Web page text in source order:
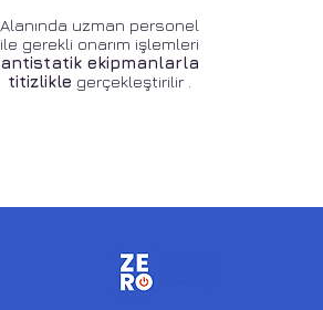
Alanında uzman personel
ile gerekli onarım işlemleri
antistatik ekipmanlarla
titizlikle gerçekleştirilir .